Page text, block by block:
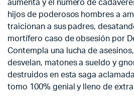
aumenta y el número de
hijos de poderosos hombres a
traicionan a sus padres,
mortífero caso de obsesión por
Contempla una lucha de
desvelan, matones a sueldo y
destruidos en esta saga
tomo 100% genial y lleno de